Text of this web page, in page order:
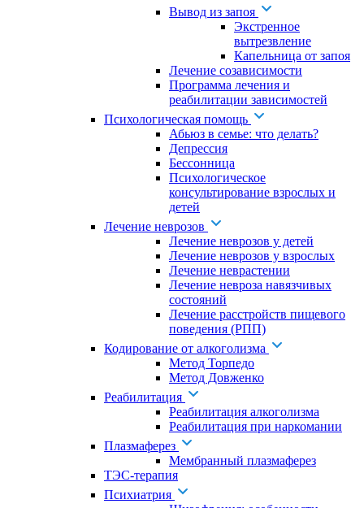
Вывод из запоя
Экстренное
вытрезвление
Капельница от запоя
Лечение созависимости
Программа лечения и
реабилитации зависимостей
Психологическая помощь
Абьюз в семье: что делать?
Депрессия
Бессонница
Психологическое
консультирование взрослых и
детей
Лечение неврозов
Лечение неврозов у детей
Лечение неврозов у взрослых
Лечение неврастении
Лечение невроза навязчивых
состояний
Лечение расстройств пищевого
поведения (РПП)
Кодирование от алкоголизма
Метод Торпедо
Метод Довженко
Реабилитация
Реабилитация алкоголизма
Реабилитация при наркомании
Плазмаферез
Мембранный плазмаферез
ТЭС-терапия
Психиатрия